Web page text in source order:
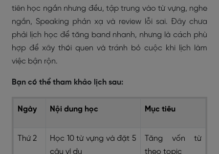
tiên học ngắn nhưng đều, tập trung vào từ vựng, nghe
ngắn, Speaking phản xạ và review lỗi sai. Đây chưa
phải lịch học để tăng band nhanh, nhưng là cách phù
hợp để xây thói quen và tránh bỏ cuộc khi lịch làm
việc bận rộn.
Bạn có thể tham khảo lịch sau:
Ngày Nội dung học Mục tiêu
Thứ 2
Học 10 từ vựng và đặt 5
câu ví dụ
Tăng vốn từ
theo topic